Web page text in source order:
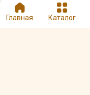
Главная Каталог